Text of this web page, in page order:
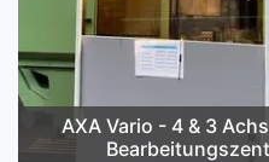
AXA Vario - 4 & 3